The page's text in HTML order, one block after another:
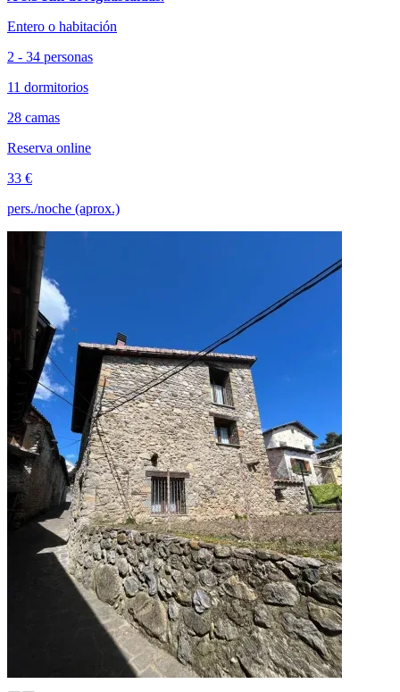
Entero o habitación
2 - 34 personas
11 dormitorios
28 camas
Reserva online
33 €
pers./noche (aprox.)